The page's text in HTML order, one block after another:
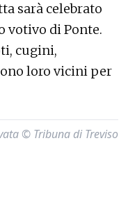
sarà celebrato
votivo di Ponte.
cugini,
loro vicini per
© Tribuna di Treviso